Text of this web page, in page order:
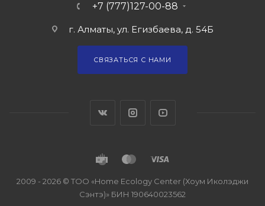
+7 (777)127-00-88
г. Алматы, ул. Егизбаева, д. 54Б
СВЯЗАТЬСЯ С НАМИ
2009 - 2026 © ТОО «Home Ecology Center (Хоум Иколэджи
Сэнтэ)» БИН 190640023562